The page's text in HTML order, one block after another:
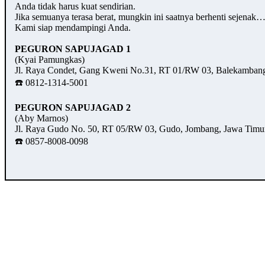
Anda tidak harus kuat sendirian.
Jika semuanya terasa berat, mungkin ini saatnya berhenti
Kami siap mendampingi Anda.
PEGURON SAPUJAGAD 1
(Kyai Pamungkas)
Jl. Raya Condet, Gang Kweni No.31, RT 01/RW 03,
☎️ 0812-1314-5001
PEGURON SAPUJAGAD 2
(Aby Marnos)
Jl. Raya Gudo No. 50, RT 05/RW 03, Gudo, Jombang, Jawa
☎️ 0857-8008-0098